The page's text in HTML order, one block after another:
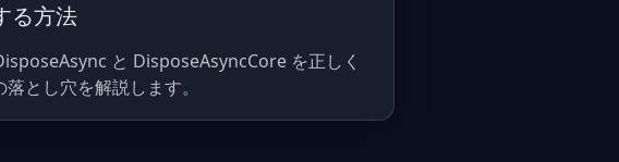
る方法
と DisposeAsyncCore を正しく
とし穴を解説します。